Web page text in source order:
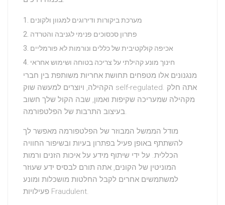
מערכת ביקורות ודירוגים למגוון ולקונים
פתרון סכסוכים פנימי לגניבה והטרדה
אכיפה קולקטיבית של כללים ונורמות לא פורמליים
חינוך מונע קהילתי על צריכה בטוחה ושימוש אחראי
מנגנונים אלו מטפחים תחושת אחריות משותפת בין חברי
הקהילה, ויוצרים למעשה שוק self-regulated. אתה חלק
מקהילה שמעריכה שקיפות ואמון, שבה הקול שלך חשוב
בעיצוב התרבות של הפלטפורמה.
מודל הממשל המבוזר של הפלטפורמה מאפשר לך
להשתתף באופן פעיל בפתרון בעיות ובשיפור החוויה
הכללית. על ידי שיתוף מידע על איכות הזנים ורמות
המוניטין של הקונים, אתה תורם לבסיס ידע שעוזר
למשתמשים אחרים לקבל החלטות מושכלות ומונע
פעילויות Fraudulent.